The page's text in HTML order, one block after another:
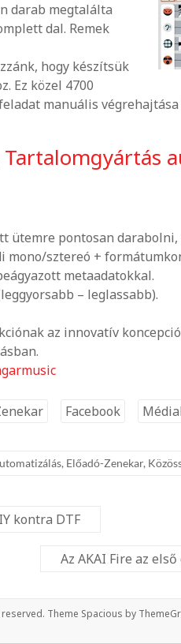
darab megtalálta
dal. Remek
hogy készítsük
Ez közel 4700
manuális
Tartalomgyártás
ütemre pontosan darabolni,
mono/sztereó +
metaadatokkal.
– leglassabb).
az innovatív
Facebook
, Előadó-Zenekar,
kontra DTF
Az AKAI Fire az
Theme Spacious by